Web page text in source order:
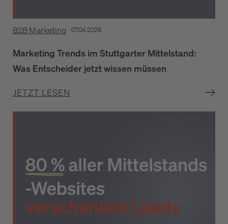
B2B Marketing 07.04.2026
Marketing Trends im Stuttgarter Mittelstand:
Was Entscheider jetzt wissen müssen
JETZT LESEN